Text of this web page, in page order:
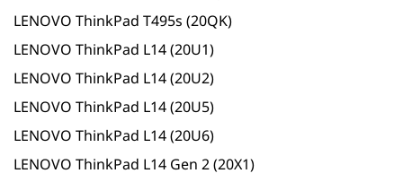
LENOVO ThinkPad T495s (20QK)
LENOVO ThinkPad L14 (20U1)
LENOVO ThinkPad L14 (20U2)
LENOVO ThinkPad L14 (20U5)
LENOVO ThinkPad L14 (20U6)
LENOVO ThinkPad L14 Gen 2 (20X1)